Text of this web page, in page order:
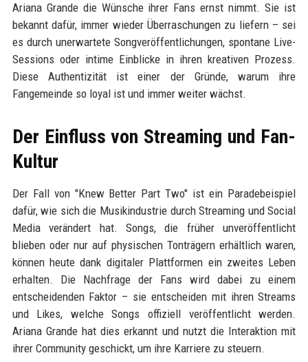
Ariana Grande die Wünsche ihrer Fans ernst nimmt. Sie ist
bekannt dafür, immer wieder Überraschungen zu liefern – sei
es durch unerwartete Songveröffentlichungen, spontane Live-
Sessions oder intime Einblicke in ihren kreativen Prozess.
Diese Authentizität ist einer der Gründe, warum ihre
Fangemeinde so loyal ist und immer weiter wächst.
Der Einfluss von Streaming und Fan-
Kultur
Der Fall von "Knew Better Part Two" ist ein Paradebeispiel
dafür, wie sich die Musikindustrie durch Streaming und Social
Media verändert hat. Songs, die früher unveröffentlicht
blieben oder nur auf physischen Tonträgern erhältlich waren,
können heute dank digitaler Plattformen ein zweites Leben
erhalten. Die Nachfrage der Fans wird dabei zu einem
entscheidenden Faktor – sie entscheiden mit ihren Streams
und Likes, welche Songs offiziell veröffentlicht werden.
Ariana Grande hat dies erkannt und nutzt die Interaktion mit
ihrer Community geschickt, um ihre Karriere zu steuern.